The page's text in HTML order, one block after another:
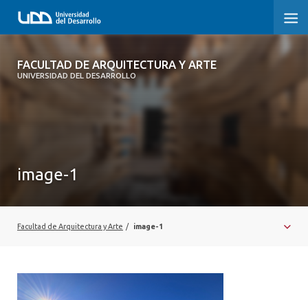
FACULTAD DE ARQUITECTURA Y ARTE
UNIVERSIDAD DEL DESARROLLO
FACULTAD DE ARQUITECTURA Y ARTE
VINCULACIÓN CON EL MEDIO
image-1
Facultad de Arquitectura y Arte / image-1